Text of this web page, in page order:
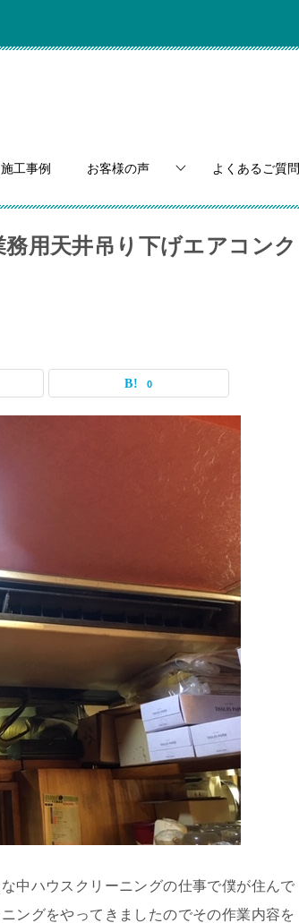
施工事例 お客様の声 よくあるご質問
用天井吊り下げエアコンク
0
中ハウスクリーニングの仕事で僕が住んで
ングをやってきましたのでその作業内容を